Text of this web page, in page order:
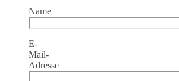
Name
E-
Mail-
Adresse